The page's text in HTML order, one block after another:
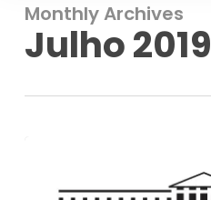
Monthly Archives
Julho 2019